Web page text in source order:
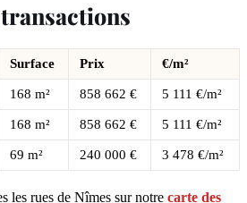
Surface Prix €/m²
168 m² 858 662 € 5 111 €/m²
168 m² 858 662 € 5 111 €/m²
69 m² 240 000 € 3 478 €/m²
les rues de Nîmes sur notre carte des